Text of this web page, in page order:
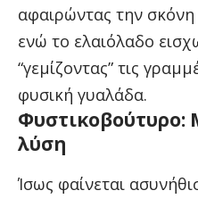
αφαιρώντας την
ενώ το ελαιόλαδο
“γεμίζοντας” τις
φυσική γυαλάδα.
Φυστικοβούτυρο:
λύση
Ίσως φαίνεται